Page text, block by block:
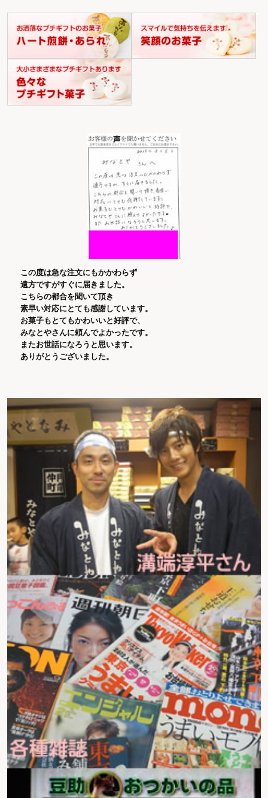
この度は急な注文にもかかわらず
遠方ですがすぐに届きました。
こちらの都合を聞いて頂き
素早い対応にとても感謝しています。
お菓子もとてもかわいいと好評で、
みなとやさんに頼んでよかったです。
またお世話になろうと思います。
ありがとうございました。